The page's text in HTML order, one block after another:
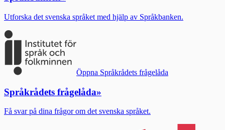
Utforska det svenska språket med hjälp av Språkbanken.
Öppna Språkrådets frågelåda
Språkrådets frågelåda»
Få svar på dina frågor om det svenska språket.